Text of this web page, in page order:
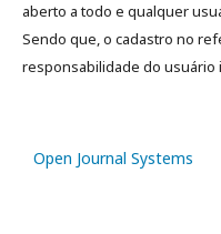
aberto a todo e qualquer
Sendo que, o cadastro no
responsabilidade do usuário
Open Journal Systems